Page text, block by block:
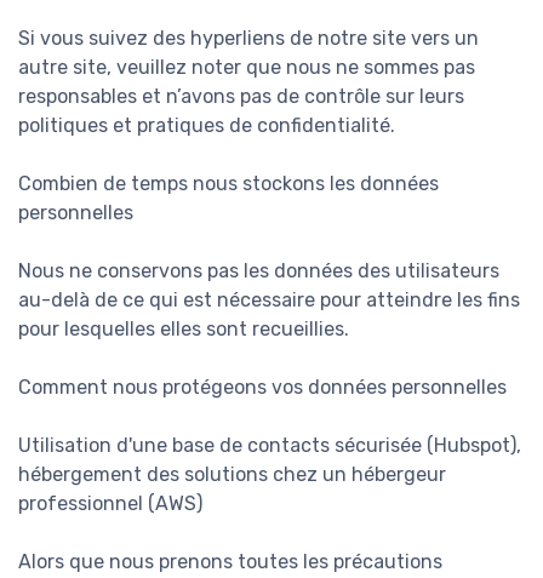
Si vous suivez des hyperliens de notre site vers un
autre site, veuillez noter que nous ne sommes pas
responsables et n’avons pas de contrôle sur leurs
politiques et pratiques de confidentialité.
Combien de temps nous stockons les données
personnelles
Nous ne conservons pas les données des utilisateurs
au-delà de ce qui est nécessaire pour atteindre les fins
pour lesquelles elles sont recueillies.
Comment nous protégeons vos données personnelles
Utilisation d'une base de contacts sécurisée (Hubspot),
hébergement des solutions chez un hébergeur
professionnel (AWS)
Alors que nous prenons toutes les précautions